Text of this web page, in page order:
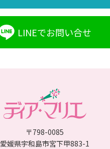
LINEでお問い合せ
〒798-0085
愛媛県宇和島市宮下甲883-1